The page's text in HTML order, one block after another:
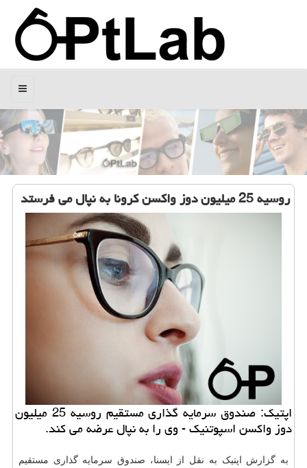
منو
روسیه 25 میلیون دوز واكسن كرونا به نپال می فرستد
اپتیك: صندوق سرمایه گذاری مستقیم روسیه 25 میلیون
دوز واكسن اسپوتنیك - وی را به نپال عرضه می كند.
به گزارش اپتیک به نقل از ایسنا، صندوق سرمایه گذاری مستقیم